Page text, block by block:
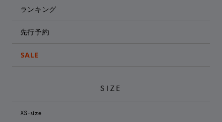
ランキング
先行予約
SALE
SIZE
XS-size